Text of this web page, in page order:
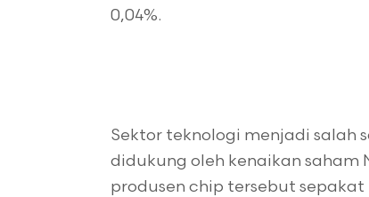
0,04%.
Sektor teknologi menjadi salah
didukung oleh kenaikan saham
produsen chip tersebut